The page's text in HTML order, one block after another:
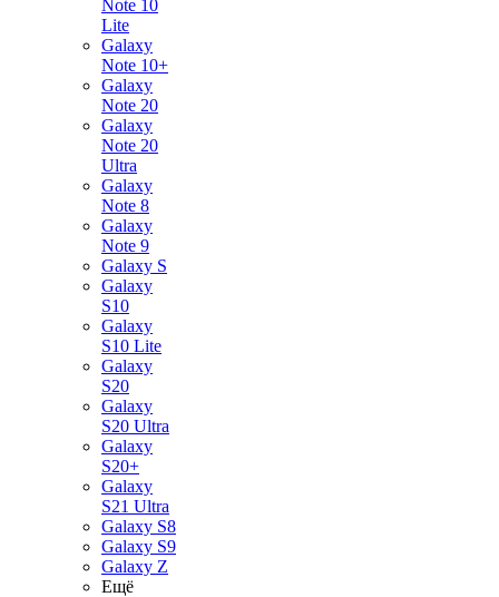
Note 10
Lite
Galaxy
Note 10+
Galaxy
Note 20
Galaxy
Note 20
Ultra
Galaxy
Note 8
Galaxy
Note 9
Galaxy S
Galaxy
S10
Galaxy
S10 Lite
Galaxy
S20
Galaxy
S20 Ultra
Galaxy
S20+
Galaxy
S21 Ultra
Galaxy S8
Galaxy S9
Galaxy Z
Ещё